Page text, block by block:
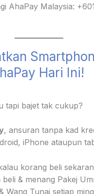
AhaPay Malaysia:
Hari Ini!
tapi bajet tak cukup?
, ansuran tanpa kad
iPhone ataupun
korang beli
& menang Pakej
Wang Tunai setiap